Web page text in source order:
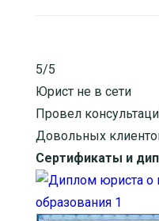
5/5
Юрист не в сети
Провел
Довольных
Сертификаты и